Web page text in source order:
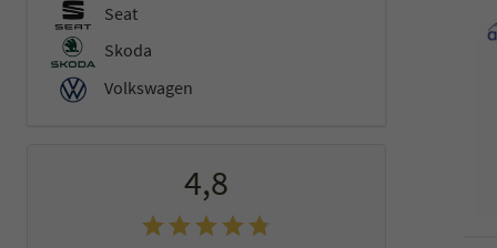
Seat
Skoda
Volkswagen
4,8